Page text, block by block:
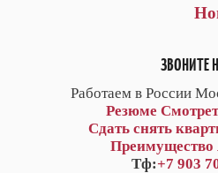
ЗВОНИТЕ
Работаем в России
Резюме
Сдать снять
Тф:+7 903